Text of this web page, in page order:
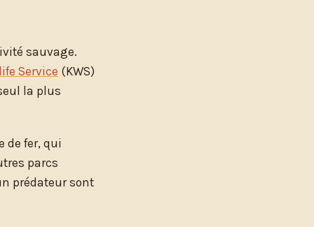
sauvage.
Service (KWS)
la plus
de fer, qui
parcs
prédateur sont